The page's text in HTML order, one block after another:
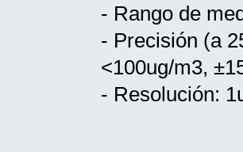
- Rango de
- Precisión (a
<100ug/m3,
- Resolución: